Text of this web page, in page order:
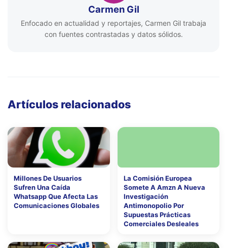
Carmen Gil
Enfocado en actualidad y reportajes, Carmen Gil trabaja
con fuentes contrastadas y datos sólidos.
Artículos relacionados
Millones De Usuarios
Sufren Una Caída
Whatsapp Que Afecta Las
Comunicaciones Globales
La Comisión Europea
Somete A Amzn A Nueva
Investigación
Antimonopolio Por
Supuestas Prácticas
Comerciales Desleales